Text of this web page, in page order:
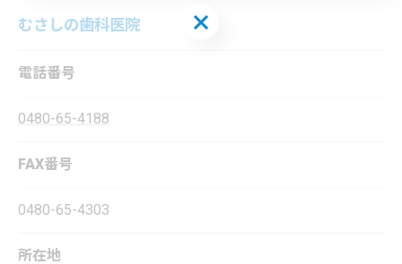
むさしの歯科医院
電話番号
0480-65-4188
FAX番号
0480-65-4303
所在地
お問い合わせはこちら